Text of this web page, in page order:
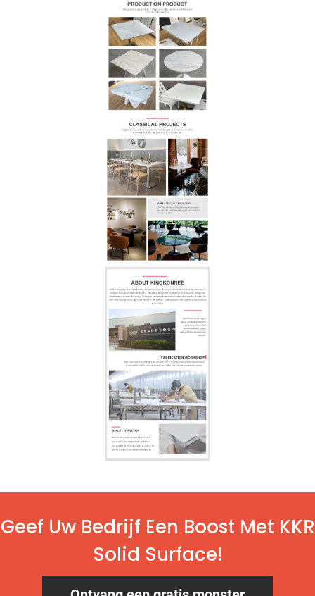
Geef Uw Bedrijf Een Boost Met KKR
Solid Surface!